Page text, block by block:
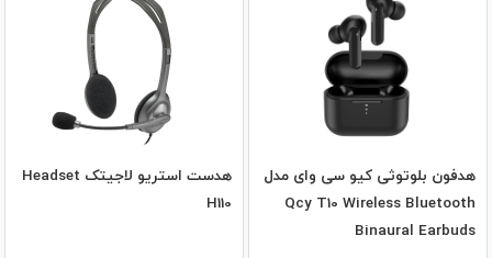
هدفون بلوتوثی کیو سی وای مدل
Qcy T10 Wireless Bluetooth
Binaural Earbuds
هدست استریو لاجیتک Headset
H110